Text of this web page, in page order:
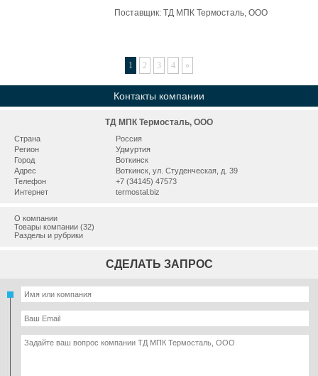
Поставщик:ТД МПК Термосталь, ООО
1 2 3 4 »
Контакты компании
ТД МПК Термосталь, ООО
Страна
Россия
Регион
Удмуртия
Город
Воткинск
Адрес
Воткинск, ул. Студенческая, д. 39
Телефон
+7 (34145) 47573
Интернет
termostal.biz
О компании
Товары компании (32)
Разделы и рубрики
СДЕЛАТЬ ЗАПРОС